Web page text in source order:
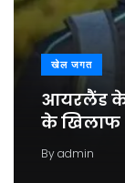
खेल जगत
आयरलैंड के
के खिलाफ
Byadmin